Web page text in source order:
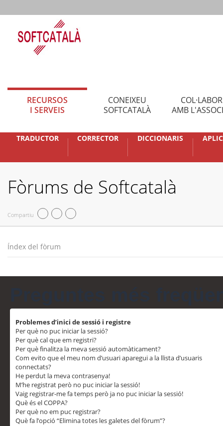
RECURSOS
I SERVEIS
CONEIXEU
SOFTCATALÀ
AMB
TRADUCTOR CORRECTOR DICCIONARIS
Fòrums de Softcatalà
Compartiu
Índex del fòrum
Problemes d’inici de sessió i registre
Per què no puc iniciar la sessió?
Per què cal que em registri?
Per què finalitza la meva sessió automàticament?
Com evito que el meu nom d’usuari aparegui a la llista d’usuaris
connectats?
He perdut la meva contrasenya!
M’he registrat però no puc iniciar la sessió!
Vaig registrar-me fa temps però ja no puc iniciar la sessió!
Què és el COPPA?
Per què no em puc registrar?
Què fa l’opció “Elimina totes les galetes del fòrum”?